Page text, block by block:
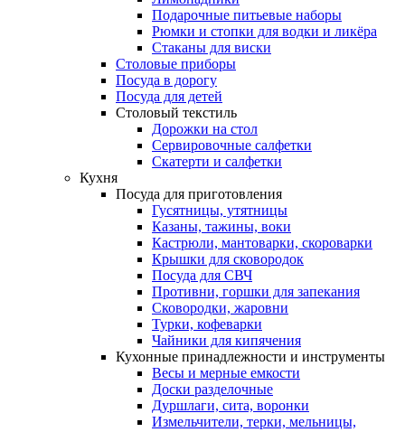
Подарочные питьевые наборы
Рюмки и стопки для водки и ликёра
Стаканы для виски
Столовые приборы
Посуда в дорогу
Посуда для детей
Столовый текстиль
Дорожки на стол
Сервировочные салфетки
Скатерти и салфетки
Кухня
Посуда для приготовления
Гусятницы, утятницы
Казаны, тажины, воки
Кастрюли, мантоварки, скороварки
Крышки для сковородок
Посуда для СВЧ
Противни, горшки для запекания
Сковородки, жаровни
Турки, кофеварки
Чайники для кипячения
Кухонные принадлежности и инструменты
Весы и мерные емкости
Доски разделочные
Дуршлаги, сита, воронки
Измельчители, терки, мельницы,